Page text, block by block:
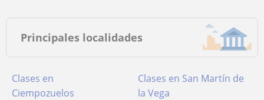
Principales localidades
Clases en
Ciempozuelos
Clases en San Martín de
la Vega